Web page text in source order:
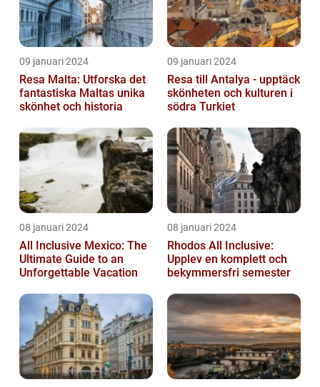
09 januari 2024
Resa Malta: Utforska det
fantastiska Maltas unika
skönhet och historia
09 januari 2024
Resa till Antalya - upptäck
skönheten och kulturen i
södra Turkiet
08 januari 2024
All Inclusive Mexico: The
Ultimate Guide to an
Unforgettable Vacation
08 januari 2024
Rhodos All Inclusive:
Upplev en komplett och
bekymmersfri semester